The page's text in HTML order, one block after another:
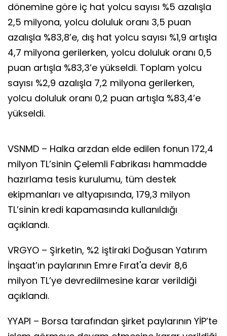
dönemine göre iç hat yolcu sayısı %5 azalışla
2,5 milyona, yolcu doluluk oranı 3,5 puan
azalışla %83,8’e, dış hat yolcu sayısı %1,9 artışla
4,7 milyona gerilerken, yolcu doluluk oranı 0,5
puan artışla %83,3’e yükseldi. Toplam yolcu
sayısı %2,9 azalışla 7,2 milyona gerilerken,
yolcu doluluk oranı 0,2 puan artışla %83,4’e
yükseldi.
VSNMD – Halka arzdan elde edilen fonun 172,4
milyon TL’sinin Çelemli Fabrikası hammadde
hazırlama tesis kurulumu, tüm destek
ekipmanları ve altyapısında, 179,3 milyon
TL’sinin kredi kapamasında kullanıldığı
açıklandı.
VRGYO – Şirketin, %2 iştiraki Doğusan Yatırım
İnşaat’ın paylarının Emre Fırat'a devir 8,6
milyon TL’ye devredilmesine karar verildiği
açıklandı.
YYAPI – Borsa tarafından şirket paylarının YİP’te